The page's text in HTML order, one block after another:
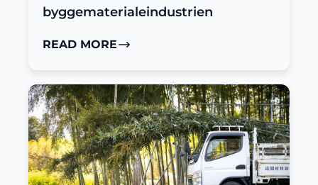
byggematerialeindustrien
READ MORE